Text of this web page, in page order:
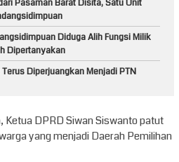
Pasaman Barat Disita, Satu Unit
Diduga Alih Fungsi Milik
Dipertanyakan
Diperjuangkan Menjadi PTN
Ketua DPRD Siwan Siswanto patut
yang menjadi Daerah Pemilihan